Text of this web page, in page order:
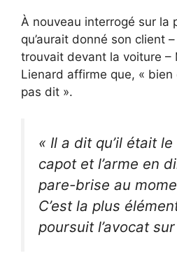
À nouveau interrogé sur la
qu’aurait donné son client
trouvait devant la voiture –
Lienard affirme que, « bien
pas dit ».
« Il a dit qu’il était
capot et l’arme en
pare-brise au
C’est la plus
poursuit l’avocat sur